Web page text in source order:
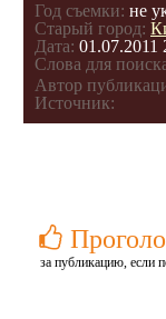
Год съемки: не
Старый город:
Дата: 01.07.2011
Слова для
Автор
Источник:
за публикацию, если